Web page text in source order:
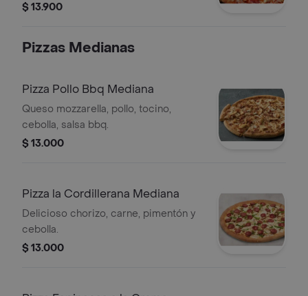
$ 13.900
Pizzas Medianas
Pizza Pollo Bbq Mediana
Queso mozzarella, pollo, tocino,
cebolla, salsa bbq.
$ 13.000
Pizza la Cordillerana Mediana
Delicioso chorizo, carne, pimentón y
cebolla.
$ 13.000